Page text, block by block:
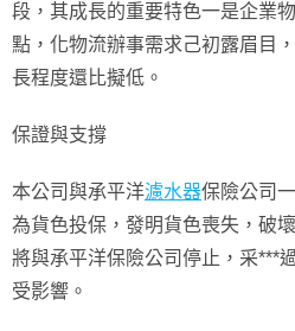
段，其成長的重要特色一是企業
點，化物流辦事需求己初露眉目
長程度還比擬低。
保證與支撐
本公司與承平洋濾水器保險公司
為貨色投保，發明貨色喪失，破
將與承平洋保險公司停止，采***
受影響。